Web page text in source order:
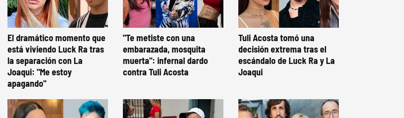
El dramático momento que
está viviendo Luck Ra tras
la separación con La
Joaqui: "Me estoy
apagando"
"Te metiste con una
embarazada, mosquita
muerta": infernal dardo
contra Tuli Acosta
Tuli Acosta tomó una
decisión extrema tras el
escándalo de Luck Ra y La
Joaqui